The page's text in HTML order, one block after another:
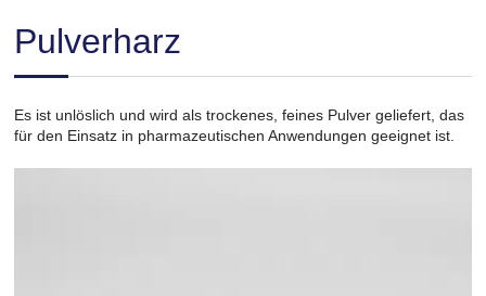
Pulverharz
Es ist unlöslich und wird als trockenes, feines Pulver geliefert, das
für den Einsatz in pharmazeutischen Anwendungen geeignet ist.